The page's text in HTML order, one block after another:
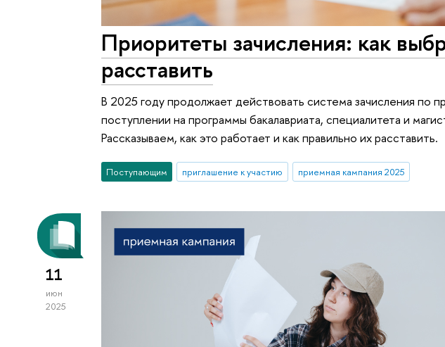
Приоритеты зачисления: как
расставить
В 2025 году продолжает действовать система зачисления по
поступлении на программы бакалавриата, специалитета и
Рассказываем, как это работает и как правильно их расставить.
Поступающим приглашение к участию приемная кампания 2025
11
июн
2025